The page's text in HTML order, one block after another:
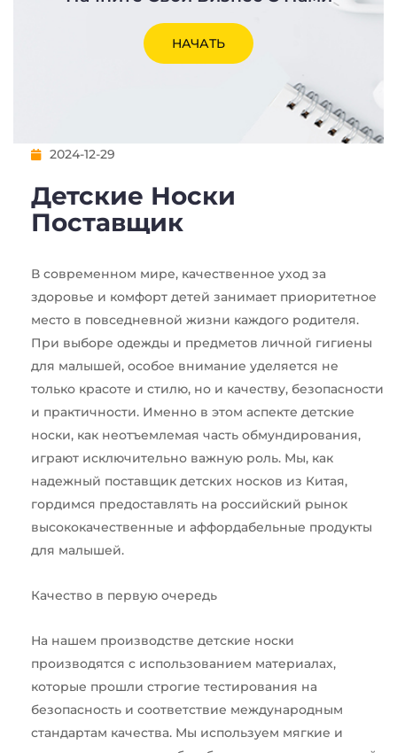
НАЧАТЬ
2024-12-29
Детские Носки
Поставщик
В современном мире, качественное уход за
здоровье и комфорт детей занимает приоритетное
место в повседневной жизни каждого родителя.
При выборе одежды и предметов личной гигиены
для малышей, особое внимание уделяется не
только красоте и стилю, но и качеству, безопасности
и практичности. Именно в этом аспекте детские
носки, как неотъемлемая часть обмундирования,
играют исключительно важную роль. Мы, как
надежный поставщик детских носков из Китая,
гордимся предоставлять на российский рынок
высококачественные и аффордабельные продукты
для малышей.
Качество в первую очередь
На нашем производстве детские носки
производятся с использованием материалах,
которые прошли строгие тестирования на
безопасность и соответствие международным
стандартам качества. Мы используем мягкие и